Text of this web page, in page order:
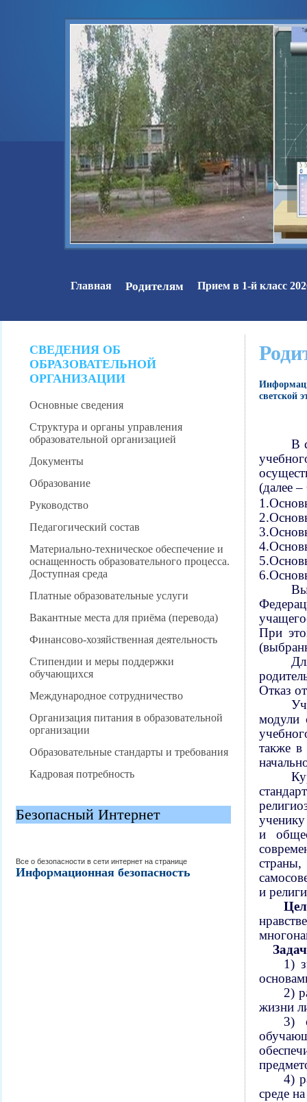
Главная Родителям Прием в 1-й класс
СВЕДЕНИЯ ОБ
ОБРАЗОВАТЕЛЬНОЙ
ОРГАНИЗАЦИИ
Основные сведения
Структура и органы управления
образовательной организацией
Документы
Образование
Руководство
Педагогический состав
Материально-техническое обеспечение и
оснащенность образовательного процесса.
Доступная среда
Платные образовательные услуги
Вакантные места для приёма (перевода)
Финансово-хозяйственная деятельность
Стипендии и меры поддержки
обучающихся
Международное сотрудничество
Организация питания в образовательной
организации
Образовательные стандарты и требования
Кадровая потребность
Безопасный Интернет
Все о безопасности в сети интернет на странице
Информационная безопасность
светской
В
(далее
При
Отказ
модули
также в
и
и
1)
2)
жизни
3)
4)
среде